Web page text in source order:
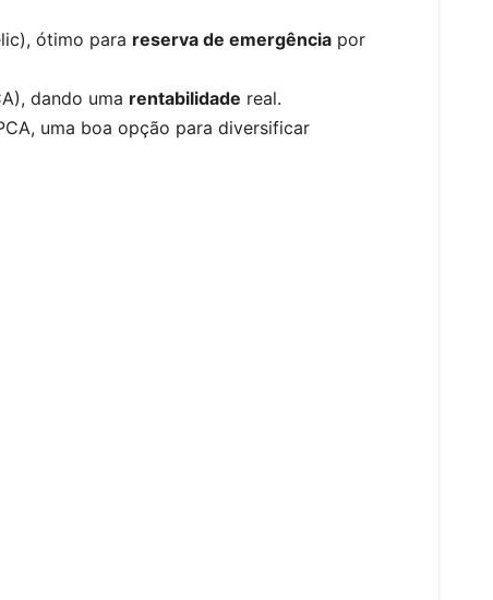
ótimo para reserva de emergênciapor
dando uma rentabilidade real.
uma boa opção para diversificar